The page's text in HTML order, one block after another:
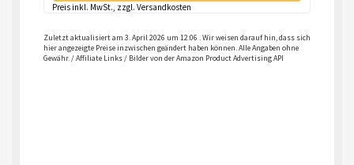
Preis inkl. MwSt., zzgl. Versandkosten
Zuletzt aktualisiert am 3. April 2026 um 12:06 . Wir weisen darauf hin, dass sich
hier angezeigte Preise inzwischen geändert haben können. Alle Angaben ohne
Gewähr. / Affiliate Links / Bilder von der Amazon Product Advertising API